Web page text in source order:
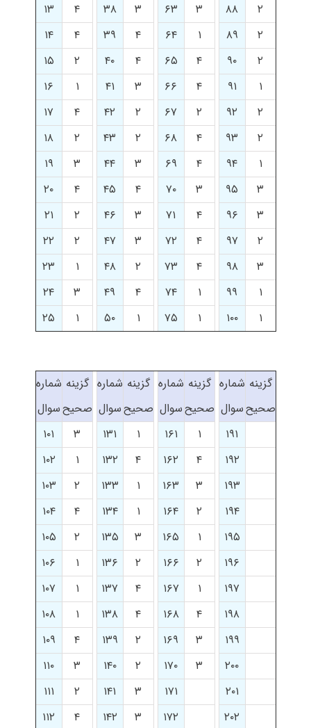
۲
۸۸ ۳ ۶۳ ۳ ۳۸ ۴
۱۳
۲
۸۹ ۱ ۶۴ ۴ ۳۹ ۴
۱۴
۲
۹۰ ۴ ۶۵ ۴ ۴۰ ۲
۱۵
۱
۹۱ ۴ ۶۶ ۳ ۴۱ ۱
۱۶
۲
۹۲ ۲ ۶۷ ۲ ۴۲ ۴
۱۷
۲
۹۳ ۴ ۶۸ ۲ ۴۳ ۲
۱۸
۱
۹۴ ۴ ۶۹ ۳ ۴۴ ۳
۱۹
۳
۹۵ ۳ ۷۰ ۴ ۴۵ ۴
۲۰
۳
۹۶ ۴ ۷۱ ۳ ۴۶ ۲
۲۱
۲
۹۷ ۴ ۷۲ ۳ ۴۷ ۲
۲۲
۳
۹۸ ۴ ۷۳ ۲ ۴۸ ۱
۲۳
۱
۹۹ ۱ ۷۴ ۴ ۴۹ ۳
۲۴
۱
۱۰۰ ۱ ۷۵ ۱ ۵۰ ۱ ۲۵
گزینه
صحیح
شماره
سوال
گزینه
صحیح
شماره
سوال
گزینه
صحیح
شماره
سوال
گزینه
صحیح
شماره
سوال
۱۹۱
۱ ۱۶۱ ۱ ۱۳۱ ۳
۱۰۱
۱۹۲
۴ ۱۶۲ ۴ ۱۳۲ ۱
۱۰۲
۱۹۳
۳ ۱۶۳ ۱ ۱۳۳ ۲
۱۰۳
۱۹۴
۲ ۱۶۴ ۱ ۱۳۴ ۴
۱۰۴
۱۹۵
۱ ۱۶۵ ۳ ۱۳۵ ۲
۱۰۵
۱۹۶
۲ ۱۶۶ ۲ ۱۳۶ ۱
۱۰۶
۱۹۷
۱ ۱۶۷ ۴ ۱۳۷ ۱
۱۰۷
۱۹۸
۴ ۱۶۸ ۴ ۱۳۸ ۱
۱۰۸
۱۹۹
۳ ۱۶۹ ۲ ۱۳۹ ۴
۱۰۹
۲۰۰
۳ ۱۷۰ ۲ ۱۴۰ ۳
۱۱۰
۲۰۱
۱۷۱ ۳ ۱۴۱ ۲
۱۱۱
۲۰۲
۱۷۲ ۳ ۱۴۲ ۴ ۱۱۲